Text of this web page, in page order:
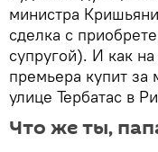
министра
сделка с
супругой). И как
премьера купит
улице Тербатас в
Что же ты,